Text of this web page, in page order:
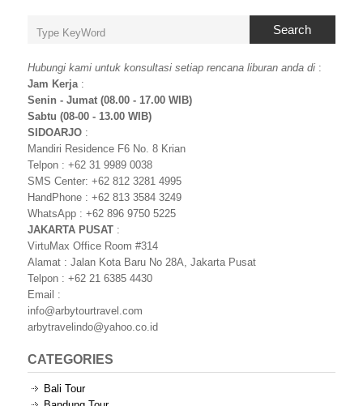
Search
Hubungi kami untuk konsultasi setiap rencana liburan anda di :
Jam Kerja:
Senin - Jumat (08.00 - 17.00 WIB)
Sabtu (08-00 - 13.00 WIB)
SIDOARJO :
Mandiri Residence F6 No. 8 Krian
Telpon : +62 31 9989 0038
SMS Center: +62 812 3281 4995
HandPhone : +62 813 3584 3249
WhatsApp : +62 896 9750 5225
JAKARTA PUSAT :
VirtuMax Office Room #314
Alamat : Jalan Kota Baru No 28A, Jakarta Pusat
Telpon : +62 21 6385 4430
Email :
info@arbytourtravel.com
arbytravelindo@yahoo.co.id
CATEGORIES
Bali Tour